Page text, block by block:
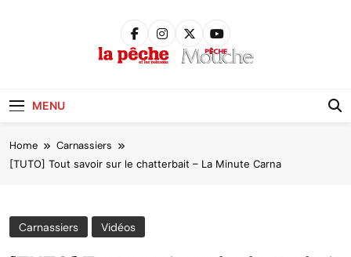
MENU
Home Carnassiers
[TUTO] Tout savoir sur le chatterbait – La Minute Carna
Carnassiers Vidéos